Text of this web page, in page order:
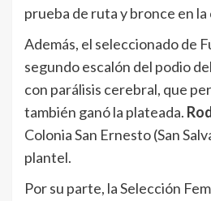
prueba de ruta y bronce en
Además, el seleccionado de
segundo escalón del podio
con parálisis cerebral, que
también ganó la plateada.
Colonia San Ernesto (San
plantel.
Por su parte, la Selección